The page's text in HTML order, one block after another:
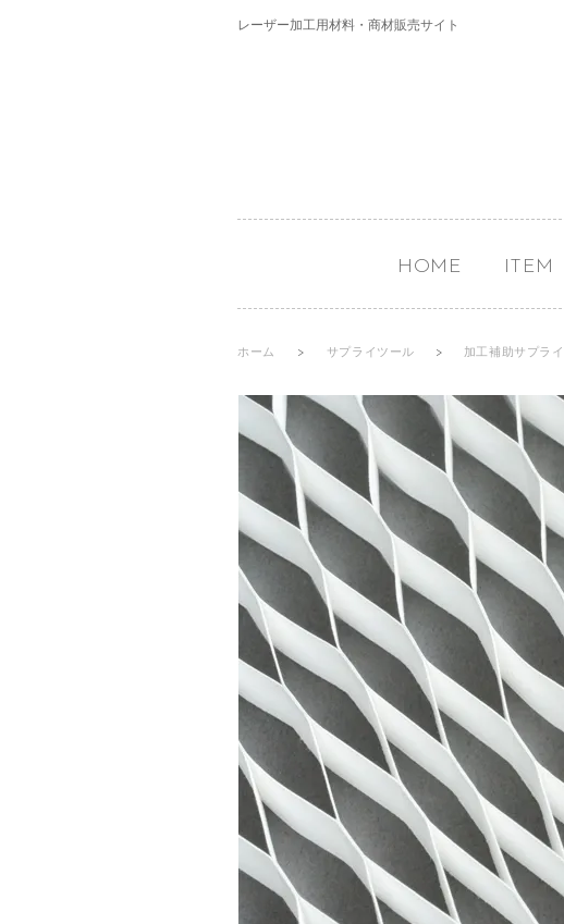
レーザー加工用材料・商材販売サイト
HOME ITEM
ホーム > サプライツール > 加工補助サプライ